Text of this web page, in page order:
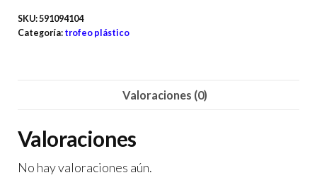
SKU:591094104
Categoría: trofeo plástico
Valoraciones (0)
Valoraciones
No hay valoraciones aún.